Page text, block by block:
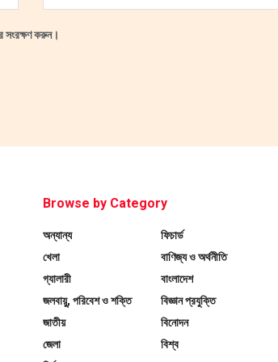
সংরক্ষণ করুন।
Browse by Category
অন্যান্য
খেলা
গ্যালারী
জলবায়ু, পরিবেশ ও শক্তি
জাতীয়
জেলা
ফিচার্ড
বাণিজ্য ও অর্থনীতি
বাংলাদেশ
বিজ্ঞান প্রযুক্তি
বিনোদন
বিশ্ব